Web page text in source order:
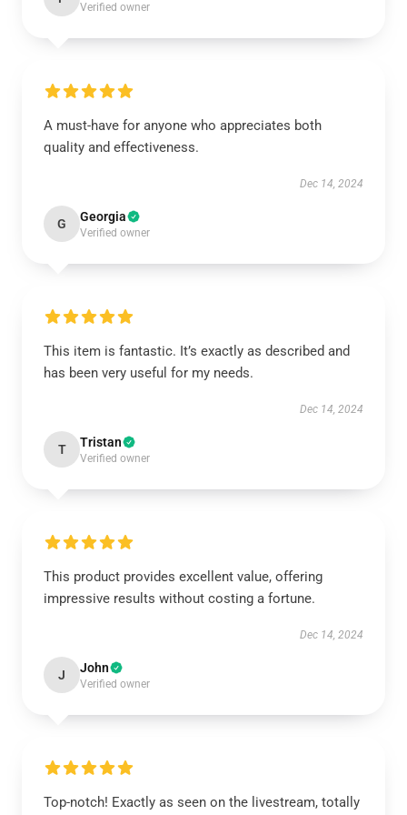
Verified owner
A must-have for anyone who appreciates both
quality and effectiveness.
Dec 14, 2024
G Georgia
Verified owner
This item is fantastic. It’s exactly as described and
has been very useful for my needs.
Dec 14, 2024
T Tristan
Verified owner
This product provides excellent value, offering
impressive results without costing a fortune.
Dec 14, 2024
J John
Verified owner
Top-notch! Exactly as seen on the livestream, totally